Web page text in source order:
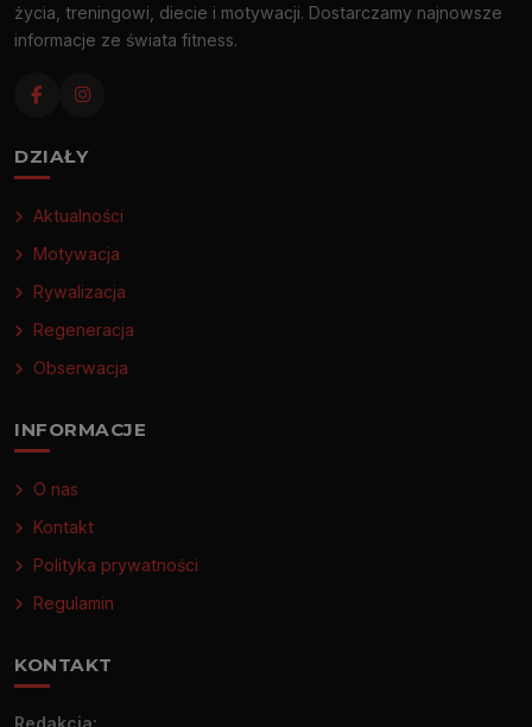
życia, treningowi, diecie i motywacji. Dostarczamy najnowsze
informacje ze świata fitness.
DZIAŁY
Aktualności
Motywacja
Rywalizacja
Regeneracja
Obserwacja
INFORMACJE
O nas
Kontakt
Polityka prywatności
Regulamin
KONTAKT
Redakcja: